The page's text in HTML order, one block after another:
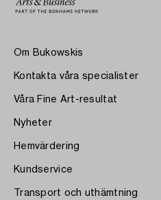
Om Bukowskis
Kontakta våra specialister
Våra Fine Art-resultat
Nyheter
Hemvärdering
Kundservice
Transport och uthämtning